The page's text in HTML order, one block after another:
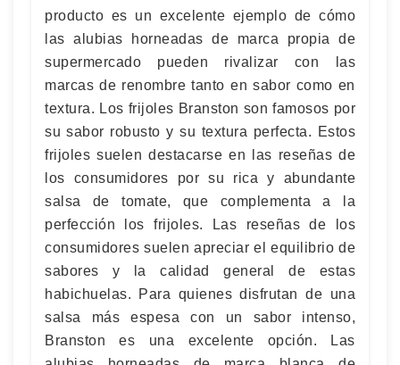
producto es un excelente ejemplo de cómo
las alubias horneadas de marca propia de
supermercado pueden rivalizar con las
marcas de renombre tanto en sabor como en
textura. Los frijoles Branston son famosos por
su sabor robusto y su textura perfecta. Estos
frijoles suelen destacarse en las reseñas de
los consumidores por su rica y abundante
salsa de tomate, que complementa a la
perfección los frijoles. Las reseñas de los
consumidores suelen apreciar el equilibrio de
sabores y la calidad general de estas
habichuelas. Para quienes disfrutan de una
salsa más espesa con un sabor intenso,
Branston es una excelente opción. Las